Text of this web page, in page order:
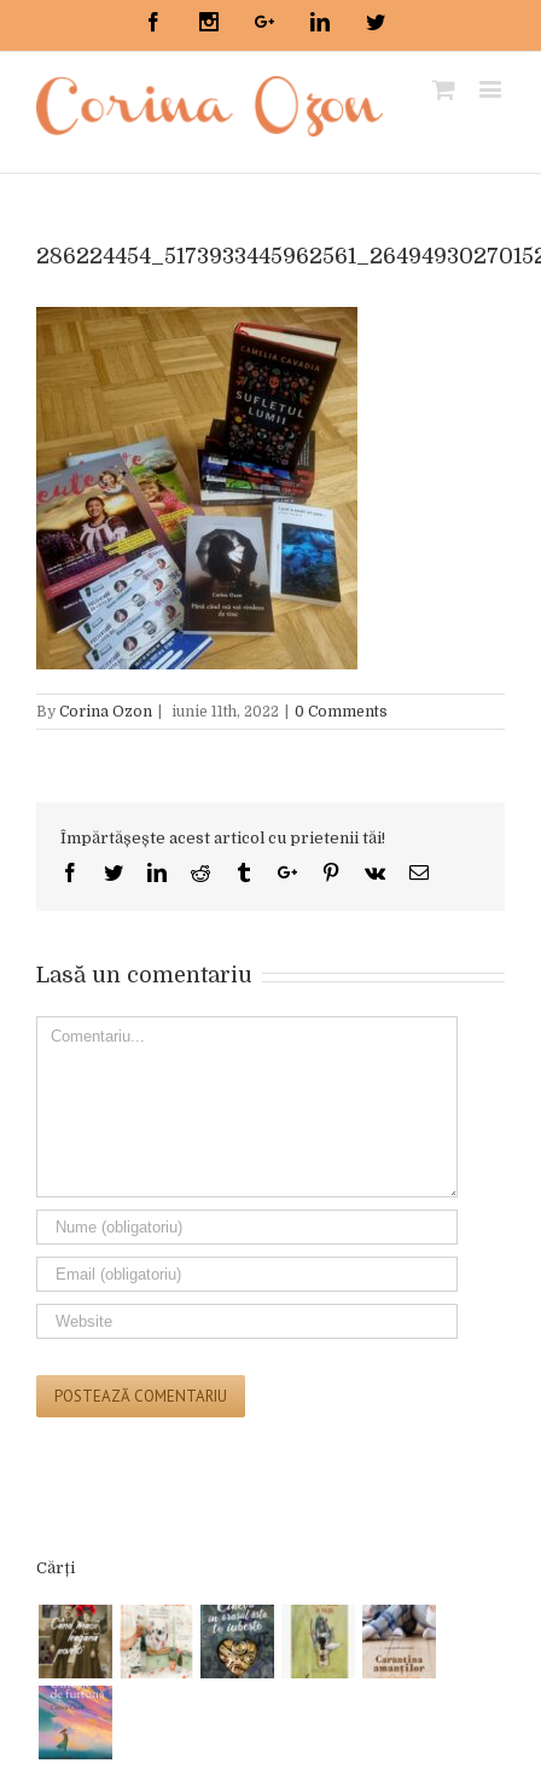
FacebookInstagramGoogle+LinkedinTwitter
By Corina Ozon iunie 11th, 2022 0 Comments
Împărtășește acest articol cu prietenii tăi!
Facebook
TwitterLinkedinReddit TumblrGoogle+Pinterest
Vk Email
Lasă un comentariu
Comment
Cărți